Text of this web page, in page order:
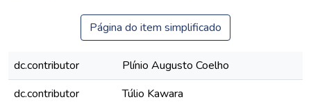
Página do item simplificado
dc.contributor
Plínio Augusto Coelho
dc.contributor
Túlio Kawara